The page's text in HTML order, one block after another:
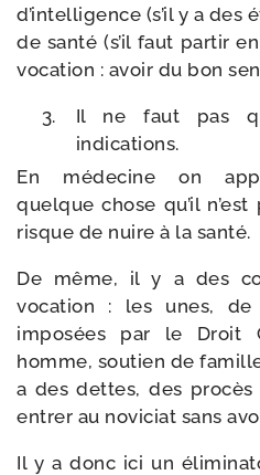
d’intelligence (s’il y a des
de san­té (s’il faut par­tir
voca­tion : avoir du bon
Il ne faut pas
indications.
En méde­cine on
quelque chose qu’il
risque de nuire à la santé.
De même, il y a des
voca­tion : les unes, de
impo­sées par le Droit
homme, sou­tien de
a des dettes, des
entrer au novi­ciat sans
Il y a donc ici un